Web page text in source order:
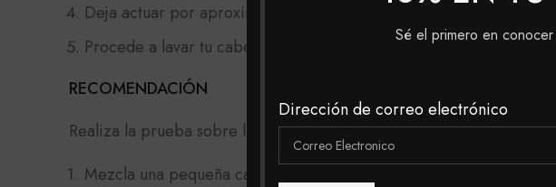
Sé el primero en
Dirección de correo electrónico
Deja actuar por aproximadamente 45 minutos, según lo requiera tu
Procede a lavar tu cabello con un shampoo preferiblemente para
RECOMENDACIÓN
Realiza la prueba sobre la parte del pliegue del codo:
Mezcla una pequeña cantidad de tinte con una gota de crema